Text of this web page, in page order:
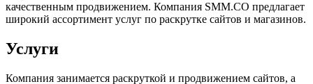
качественным продвижением. Компания SMM.CO предлагает
широкий ассортимент услуг по раскрутке сайтов и магазинов.
Услуги
Компания занимается раскруткой и продвижением сайтов, а